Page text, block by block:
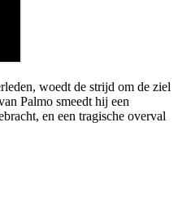
woedt de strijd om de ziel
Palmo smeedt hij een
en een tragische overval